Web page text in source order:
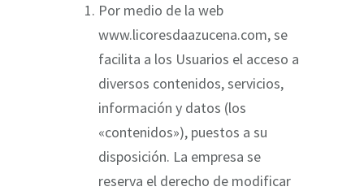
Por medio de la web
www.licoresdaazucena.com, se
facilita a los Usuarios el acceso a
diversos contenidos, servicios,
información y datos (los
«contenidos»), puestos a su
disposición. La empresa se
reserva el derecho de modificar